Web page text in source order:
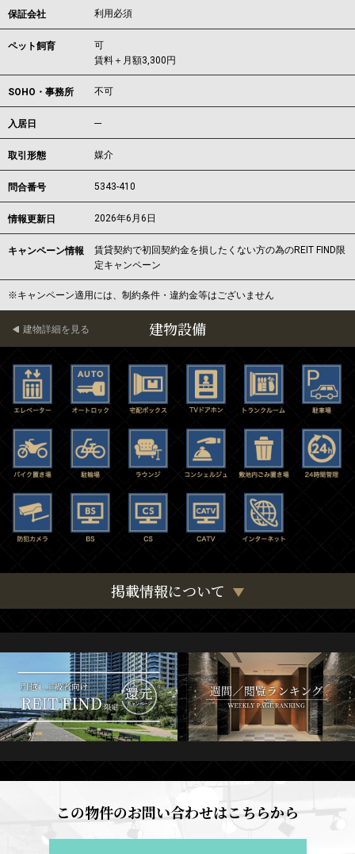
保証会社 利用必須
ペット飼育
可
賃料＋月額3,300円
SOHO・事務所 不可
入居日 ---
取引形態 媒介
問合番号 5343-410
情報更新日 2026年6月6日
キャンペーン情報
賃貸契約で初回契約金を損したくない方の為のREIT FIND限
定キャンペーン
※キャンペーン適用には、制約条件・違約金等はございません
建物設備
建物詳細を見る
掲載情報について
この物件のお問い合わせはこちらから